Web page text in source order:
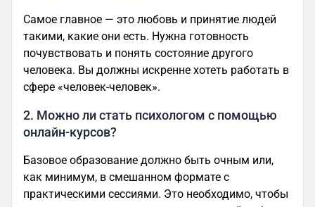
Самое главное — это любовь и принятие людей
такими, какие они есть. Нужна готовность
почувствовать и понять состояние другого
человека. Вы должны искренне хотеть работать в
сфере «человек-человек».
2. Можно ли стать психологом с помощью
онлайн-курсов?
Базовое образование должно быть очным или,
как минимум, в смешанном формате с
практическими сессиями. Это необходимо, чтобы